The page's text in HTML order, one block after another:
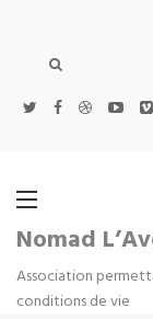
Nomad
Association
conditions de vie